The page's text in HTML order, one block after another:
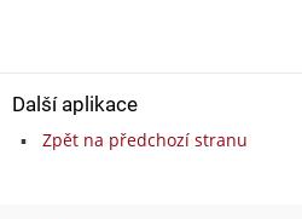
Další aplikace
Zpět na předchozí stranu